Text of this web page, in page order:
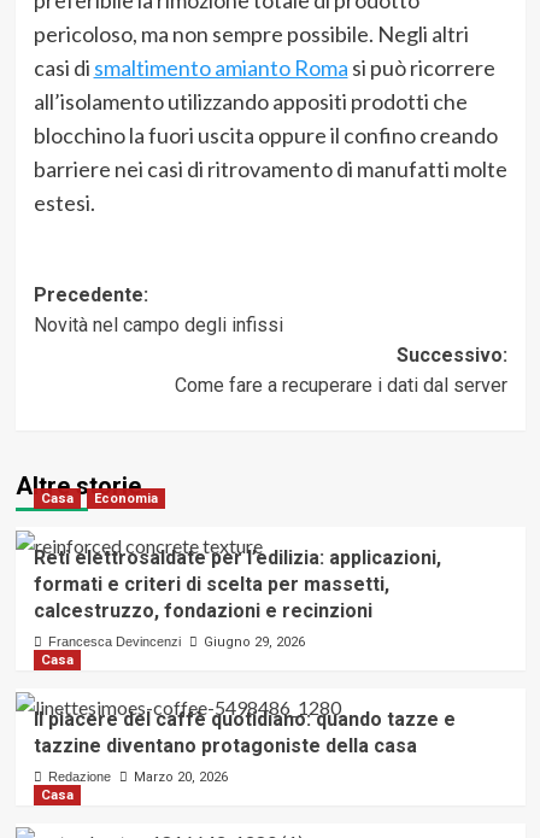
pericoloso, ma non sempre possibile. Negli altri
casi di smaltimento amianto Roma si può ricorrere
all’isolamento utilizzando appositi prodotti che
blocchino la fuori uscita oppure il confino creando
barriere nei casi di ritrovamento di manufatti molte
estesi.
Navigazione
articolo
Precedente:
Novità nel campo degli infissi
Successivo:
Come fare a recuperare i dati dal server
Altre storie
Casa Economia
Reti elettrosaldate per l’edilizia: applicazioni,
formati e criteri di scelta per massetti,
calcestruzzo, fondazioni e recinzioni
Francesca Devincenzi
Giugno 29, 2026
Casa
Il piacere del caffè quotidiano: quando tazze e
tazzine diventano protagoniste della casa
Redazione
Marzo 20, 2026
Casa